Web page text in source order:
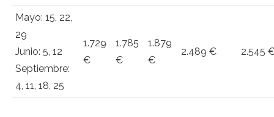
Mayo: 15, 22,
29
Junio: 5, 12
Septiembre:
4, 11, 18, 25
1.729
€
1.785
€
1.879
€
2.489 € 2.545